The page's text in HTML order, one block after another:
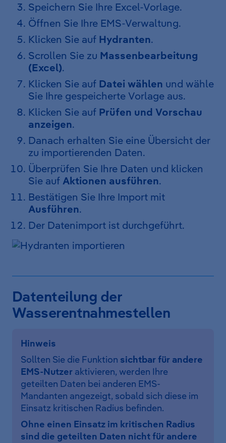
Speichern Sie Ihre Excel-Vorlage.
Öffnen Sie Ihre EMS-Verwaltung.
Klicken Sie auf Hydranten.
Scrollen Sie zu Massenbearbeitung
(Excel).
Klicken Sie auf Datei wählen und wähle
Sie Ihre gespeicherte Vorlage aus.
Klicken Sie auf Prüfen und Vorschau
anzeigen.
Danach erhalten Sie eine Übersicht der
zu importierenden Daten.
Überprüfen Sie Ihre Daten und klicken
Sie auf Aktionen ausführen.
Bestätigen Sie Ihre Import mit
Ausführen.
Der Datenimport ist durchgeführt.
Datenteilung der
Wasserentnahmestellen
Hinweis
Sollten Sie die Funktion sichtbar für andere
EMS-Nutzer aktivieren, werden Ihre
geteilten Daten bei anderen EMS-
Mandanten angezeigt, sobald sich diese im
Einsatz kritischen Radius befinden.
Ohne einen Einsatz im kritischen Radius
sind die geteilten Daten nicht für andere